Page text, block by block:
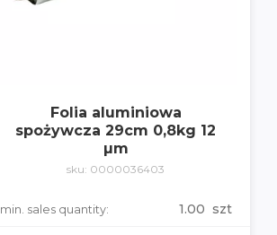
Folia aluminiowa
spożywcza 29cm 0,8kg 12
µm
sku: 0000036403
min. sales quantity: 1.00 szt